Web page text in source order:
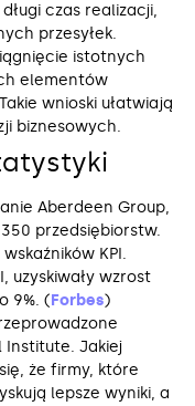
czas realizacji,
przesyłek.
istotnych
elementów
wnioski ułatwiają
biznesowych.
Aberdeen Group,
przedsiębiorstw.
KPI.
uzyskiwały wzrost
9%. (Forbes)
Institute. Jakiej
że firmy, które
lepsze wyniki, a